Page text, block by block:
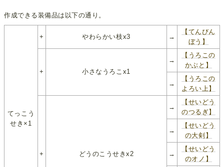
作成できる装備品は以下の通り。
てっこう
せき×1
+ やわらかい枝x3 →
【てんびん
ぼう】
+ 小さなうろこx1
→
【うろこの
かぶと】
→
【うろこの
よろい上】
+ どうのこうせきx2
→
【せいどう
のつるぎ】
→
【せいどう
の大剣】
→
【せいどう
のオノ】